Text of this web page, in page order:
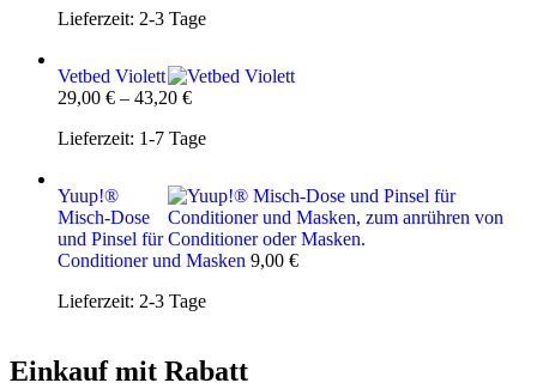
Lieferzeit: 2-3 Tage
Vetbed Violett
29,00 € – 43,20 €
Lieferzeit: 1-7 Tage
Yuup!®
Misch-Dose
und Pinsel für
Conditioner und Masken 9,00 €
Lieferzeit: 2-3 Tage
Einkauf mit Rabatt